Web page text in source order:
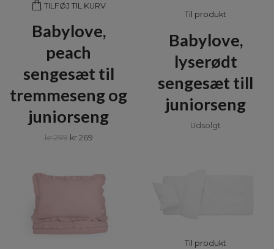
TILFØJ TIL KURV
Babylove,
peach
sengesæt til
tremmeseng og
juniorseng
kr 299 kr 269
Til produkt
Babylove,
lyserødt
sengesæt till
juniorseng
Udsolgt
Til produkt